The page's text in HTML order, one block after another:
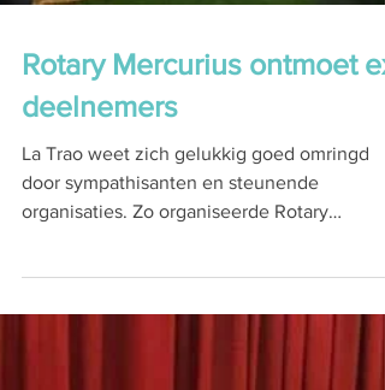
Rotary Mercurius ontmoet
deelnemers
La Trao weet zich gelukkig goed omringd
door sympathisanten en steunende
Roeselare Mercurius, het...